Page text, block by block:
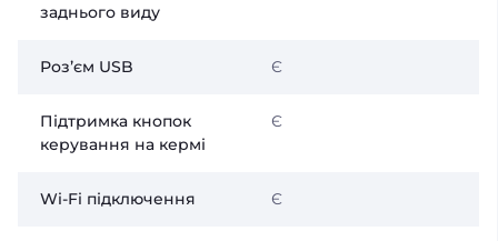
заднього виду
Розʼєм USB Є
Підтримка кнопок
керування на кермі
Є
Wi-Fi підключення Є